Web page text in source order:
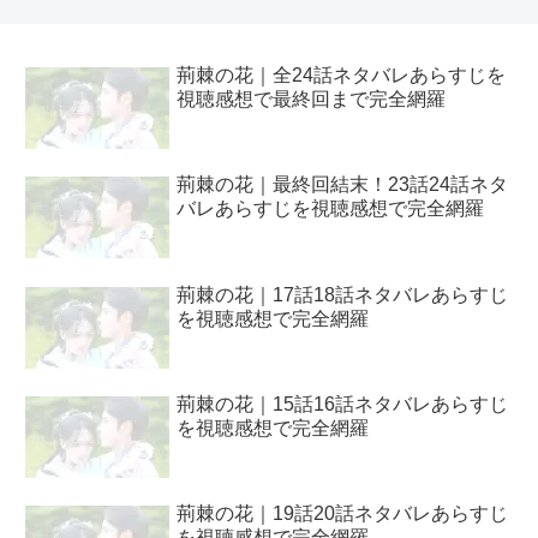
荊棘の花｜全24話ネタバレあらすじを
視聴感想で最終回まで完全網羅
荊棘の花｜最終回結末！23話24話ネタ
バレあらすじを視聴感想で完全網羅
荊棘の花｜17話18話ネタバレあらすじ
を視聴感想で完全網羅
荊棘の花｜15話16話ネタバレあらすじ
を視聴感想で完全網羅
荊棘の花｜19話20話ネタバレあらすじ